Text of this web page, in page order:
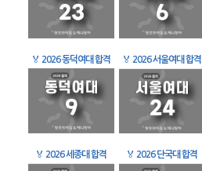
🏅 2026 동덕여대 합격 🏅 2026 서울여대 합격
🏅 2026 세종대 합격 🏅 2026 단국대 합격